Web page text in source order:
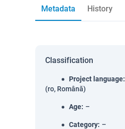
Metadata History
Classification
Project language:
(ro, Română)
Age: –
Category: –